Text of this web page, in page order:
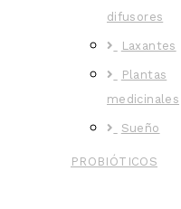
difusores
Laxantes
Plantas
medicinales
Sueño
PROBIÓTICOS